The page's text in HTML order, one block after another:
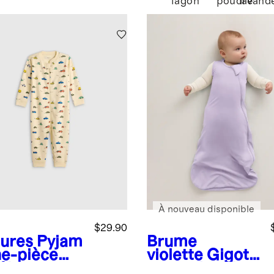
Pyjam
pièce
$29.90
Brume
violette Gigote
À nouveau disponible